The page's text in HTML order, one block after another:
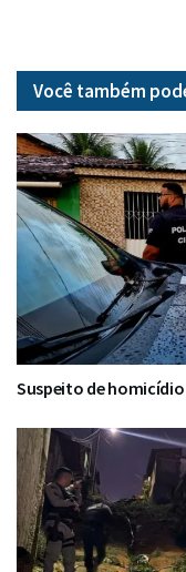
Você também
Suspeito de homicídio